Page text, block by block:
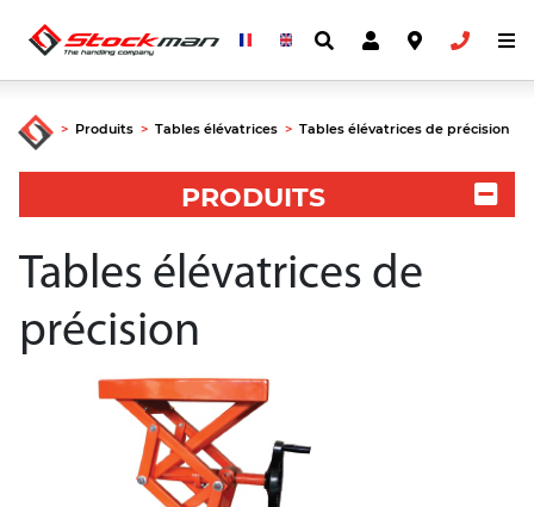
> Produits > Tables élévatrices > Tables élévatrices de précision
PRODUITS
Tables élévatrices de
précision